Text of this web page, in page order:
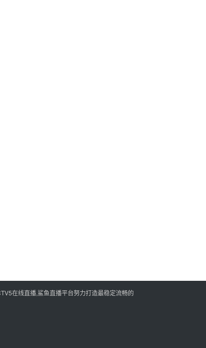
在线直播,鲨鱼直播平台努力打造最稳定流畅的